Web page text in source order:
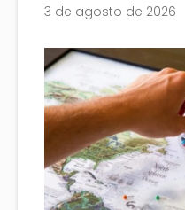
3 de agosto de 2026